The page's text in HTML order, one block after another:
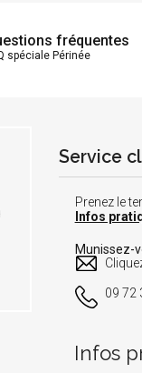
fréquentes
spéciale Périnée
Service
Prenez le
Infos
Munissez-
09 72
Infos